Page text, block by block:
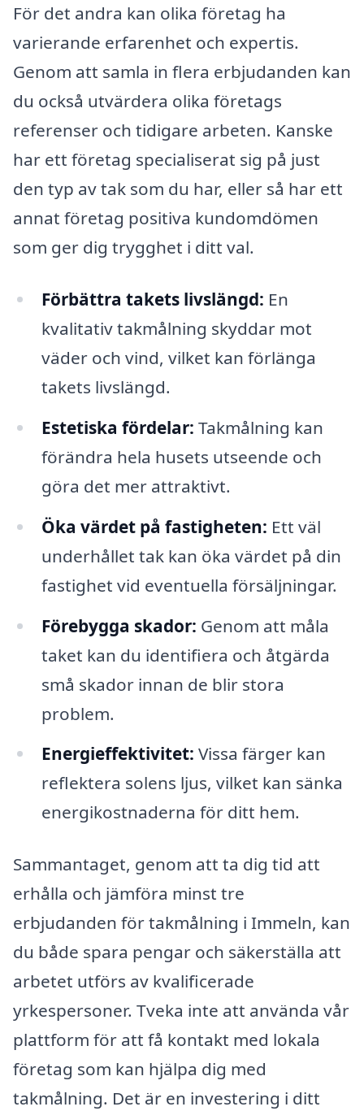
För det andra kan olika företag ha
varierande erfarenhet och expertis.
Genom att samla in flera erbjudanden kan
du också utvärdera olika företags
referenser och tidigare arbeten. Kanske
har ett företag specialiserat sig på just
den typ av tak som du har, eller så har ett
annat företag positiva kundomdömen
som ger dig trygghet i ditt val.
Förbättra takets livslängd: En
kvalitativ takmålning skyddar mot
väder och vind, vilket kan förlänga
takets livslängd.
Estetiska fördelar: Takmålning kan
förändra hela husets utseende och
göra det mer attraktivt.
Öka värdet på fastigheten: Ett väl
underhållet tak kan öka värdet på din
fastighet vid eventuella försäljningar.
Förebygga skador: Genom att måla
taket kan du identifiera och åtgärda
små skador innan de blir stora
problem.
Energieffektivitet: Vissa färger kan
reflektera solens ljus, vilket kan sänka
energikostnaderna för ditt hem.
Sammantaget, genom att ta dig tid att
erhålla och jämföra minst tre
erbjudanden för takmålning i Immeln, kan
du både spara pengar och säkerställa att
arbetet utförs av kvalificerade
yrkespersoner. Tveka inte att använda vår
plattform för att få kontakt med lokala
företag som kan hjälpa dig med
takmålning. Det är en investering i ditt